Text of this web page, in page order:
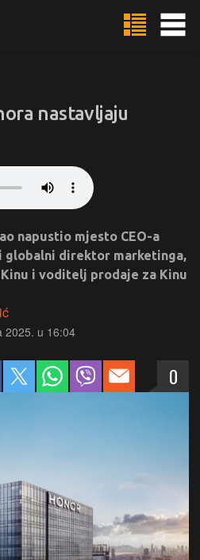
nastavljaju
napustio mjesto CEO-a
globalni direktor marketinga,
i voditelj prodaje za Kinu
2025. u 16:04
0